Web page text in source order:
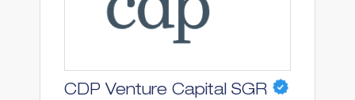
CDP Venture Capital SGR